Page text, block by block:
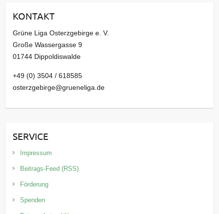
v
KONTAKT
Grüne Liga Osterzgebirge e. V.
Große Wassergasse 9
01744 Dippoldiswalde
+49 (0) 3504 / 618585
osterzgebirge@grueneliga.de
SERVICE
Impressum
Beitrags-Feed (RSS)
Förderung
Spenden